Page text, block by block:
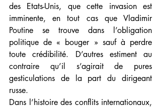
des Etats-Unis, que cette invasion est
imminente, en tout cas que Vladimir
Poutine se trouve dans l’obligation
politique de « bouger » sauf à perdre
toute crédibilité. D’autres estiment au
contraire qu’il s’agirait de pures
gesticulations de la part du dirigeant
russe.
Dans l’histoire des conflits internationaux,